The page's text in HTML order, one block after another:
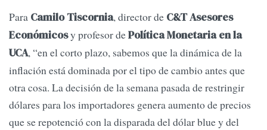
Para Camilo Tiscornia, director de C&T Asesores
Económicosy profesor dePolítica Monetaria en la
UCA, “en el corto plazo, sabemos que la dinámica de la
inflación está dominada por el tipo de cambio antes que
otra cosa. La decisión de la semana pasada de restringir
dólares para los importadores genera aumento de precios
que se repotenció con la disparada del dólar blue y del